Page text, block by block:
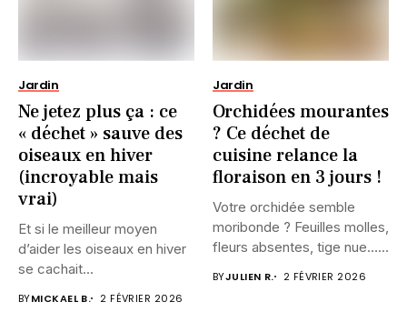
Jardin
Ne jetez plus ça : ce
« déchet » sauve des
oiseaux en hiver
(incroyable mais
vrai)
Et si le meilleur moyen
d’aider les oiseaux en hiver
se cachait...
BYMICKAEL B. 2 FÉVRIER 2026
Jardin
Orchidées mourantes
? Ce déchet de
cuisine relance la
floraison en 3 jours !
Votre orchidée semble
moribonde ? Feuilles molles,
fleurs absentes, tige nue…
BYJULIEN R. 2 FÉVRIER 2026